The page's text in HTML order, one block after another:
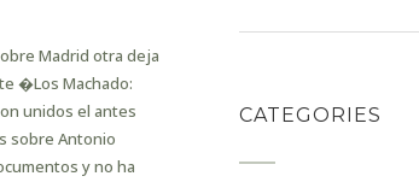
Madrid otra deja
�Los Machado:
unidos el antes
sobre Antonio
y no ha
CATEGORIES